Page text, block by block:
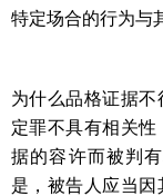
特定场合的行为与
为什么品格证据
定罪不具有相关
据的容许而被判
是，被告人应当